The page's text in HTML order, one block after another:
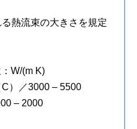
熱流束の大きさを規定
W/(m K)
）／3000 – 5500
– 2000